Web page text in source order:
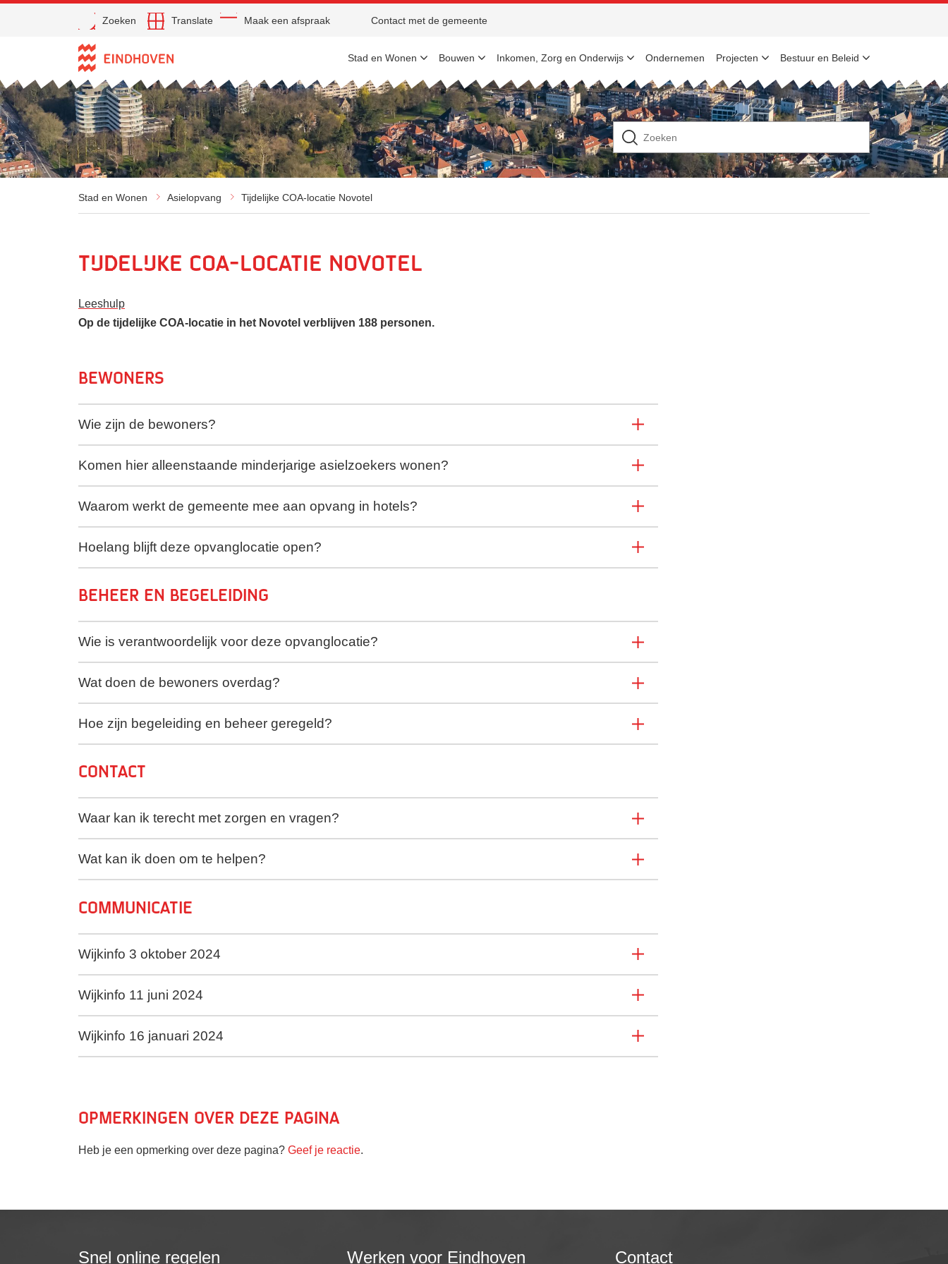
Direct naar de inhoud
Open
Zoeken Translate Maak een afspraak Contact met de gemeente
Stad en Wonen Bouwen Inkomen, Zorg en Onderwijs Ondernemen Projecten Bestuur en Beleid
ben
op
zoek
Stad en Wonen Asielopvang Tijdelijke COA-locatie Novotel
Tijdelijke COA-locatie Novotel
Leeshulp
Op de tijdelijke COA-locatie in het Novotel verblijven 188 personen.
Bewoners
Wie zijn de bewoners?
Komen hier alleenstaande minderjarige asielzoekers wonen?
Waarom werkt de gemeente mee aan opvang in hotels?
Hoelang blijft deze opvanglocatie open?
Beheer en begeleiding
Wie is verantwoordelijk voor deze opvanglocatie?
Wat doen de bewoners overdag?
Hoe zijn begeleiding en beheer geregeld?
Contact
Waar kan ik terecht met zorgen en vragen?
Wat kan ik doen om te helpen?
Communicatie
Wijkinfo 3 oktober 2024
Wijkinfo 11 juni 2024
Wijkinfo 16 januari 2024
Opmerkingen over deze pagina
Heb je een opmerking over deze pagina? Geef je reactie.
Snel online regelen Werken voor Eindhoven Contact